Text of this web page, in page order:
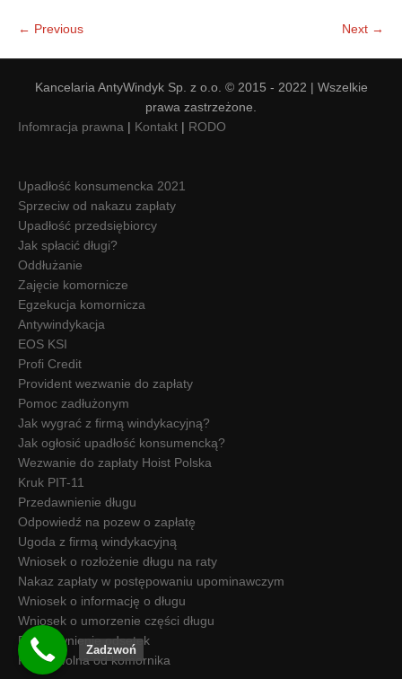
← Previous Next →
Kancelaria AntyWindyk Sp. z o.o. © 2015 - 2022 | Wszelkie
prawa zastrzeżone.
Infomracja prawna | Kontakt | RODO
Upadłość konsumencka 2021
Sprzeciw od nakazu zapłaty
Upadłość przedsiębiorcy
Jak spłacić długi?
Oddłużanie
Zajęcie komornicze
Egzekucja komornicza
Antywindykacja
EOS KSI
Profi Credit
Provident wezwanie do zapłaty
Pomoc zadłużonym
Jak wygrać z firmą windykacyjną?
Jak ogłosić upadłość konsumencką?
Wezwanie do zapłaty Hoist Polska
Kruk PIT-11
Przedawnienie długu
Odpowiedź na pozew o zapłatę
Ugoda z firmą windykacyjną
Wniosek o rozłożenie długu na raty
Nakaz zapłaty w postępowaniu upominawczym
Wniosek o informację o długu
Wniosek o umorzenie części długu
Przedawnienie odsetek
Kwota wolna od komornika
Zadzwoń